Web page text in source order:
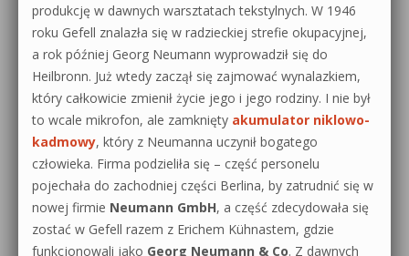
produkcję w dawnych warsztatach tekstylnych. W 1946
roku Gefell znalazła się w radzieckiej strefie okupacyjnej,
a rok później Georg Neumann wyprowadził się do
Heilbronn. Już wtedy zaczął się zajmować wynalazkiem,
który całkowicie zmienił życie jego i jego rodziny. I nie był
to wcale mikrofon, ale zamknięty akumulator niklowo-
kadmowy, który z Neumanna uczynił bogatego
człowieka. Firma podzieliła się – część personelu
pojechała do zachodniej części Berlina, by zatrudnić się w
nowej firmie Neumann GmbH, a część zdecydowała się
zostać w Gefell razem z Erichem Kühnastem, gdzie
funkcjonowali jako Georg Neumann & Co. Z dawnych